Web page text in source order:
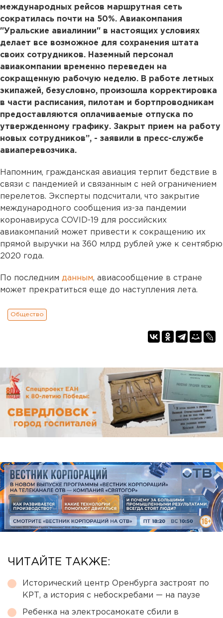
международных рейсов маршрутная сеть
сократилась почти на 50%. Авиакомпания
"Уральские авиалинии" в настоящих условиях
делает все возможное для сохранения штата
своих сотрудников. Наземный персонал
авиакомпании временно переведен на
сокращенную рабочую неделю. В работе летных
экипажей, безусловно, произошла корректировка
в части расписания, пилотам и бортпроводникам
предоставляются оплачиваемые отпуска по
утвержденному графику. Закрыт прием на работу
новых сотрудников”, - заявили в пресс-службе
авиаперевозчика.
Напомним, гражданская авиация терпит бедствие в
связи с пандемией и связанным с ней ограничением
перелетов. Эксперты подсчитали, что закрытие
международного сообщения из-за пандемии
коронавируса COVID-19 для российских
авиакомпаний может привести к сокращению их
прямой выручки на 360 млрд рублей уже к сентябрю
2020 года.
По последним данным, авиасообщение в стране
может прекратиться еще до наступления лета.
Общество
ЧИТАЙТЕ ТАКЖЕ:
Исторический центр Оренбурга застроят по
КРТ, а история с небоскребами — на паузе
Ребенка на электросамокате сбили в